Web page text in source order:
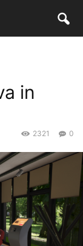
in
0
2321